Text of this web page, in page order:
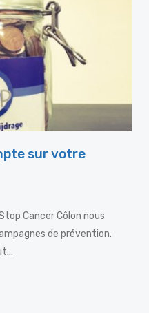
sur votre
Cancer Côlon nous
de prévention.